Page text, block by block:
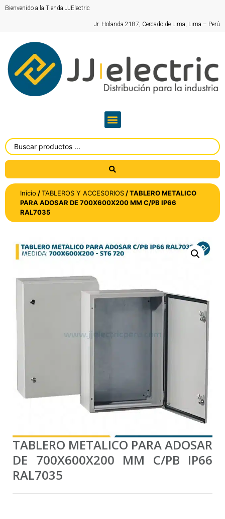
Bienvenido a la Tienda JJElectric
Jr. Holanda 2187, Cercado de Lima, Lima – Perú
Inicio /TABLEROS Y ACCESORIOS / TABLERO METALICO
PARA ADOSAR DE 700X600X200 MM C/PB IP66
RAL7035
TABLERO METALICO PARA ADOSAR
DE 700X600X200 MM C/PB IP66
RAL7035